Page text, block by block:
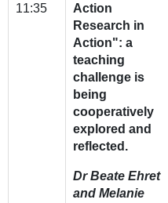
11:35
Action
Research in
Action": a
teaching
challenge is
being
cooperatively
explored and
reflected.
Dr Beate Ehret
and Melanie